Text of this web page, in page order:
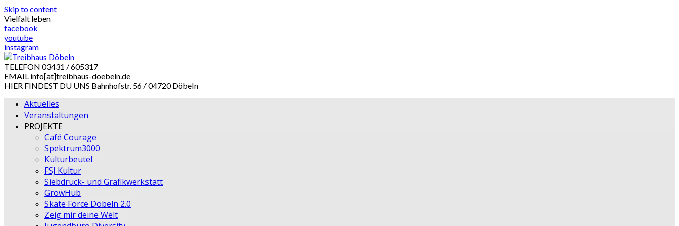
Skip to content
Vielfalt leben
facebook
youtube
instagram
TELEFON 03431 / 605317
EMAIL info[at]treibhaus-doebeln.de
HIER FINDEST DU UNS Bahnhofstr. 56 / 04720 Döbeln
Aktuelles
Veranstaltungen
PROJEKTE
Café Courage
Spektrum3000
Kulturbeutel
FSJ Kultur
Siebdruck- und Grafikwerkstatt
GrowHub
Skate Force Döbeln 2.0
Zeig mir deine Welt